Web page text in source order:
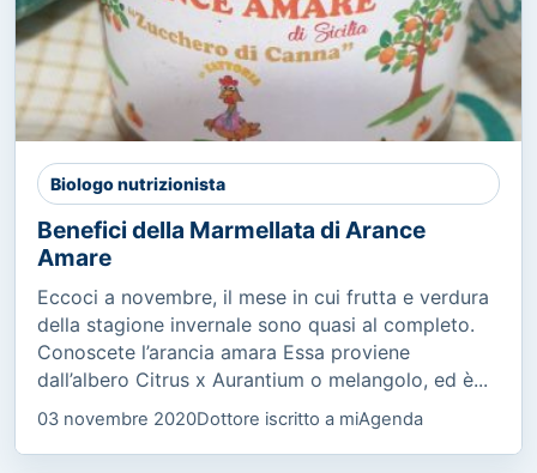
Biologo nutrizionista
Benefici della Marmellata di Arance
Amare
Eccoci a novembre, il mese in cui frutta e verdura
della stagione invernale sono quasi al completo.
Conoscete l’arancia amara Essa proviene
dall’albero Citrus x Aurantium o melangolo, ed è...
03 novembre 2020Dottore iscritto a miAgenda